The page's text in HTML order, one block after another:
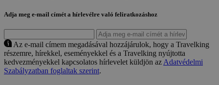
Adja meg e-mail címét a hírlevélre való feliratkozáshoz
Az e-mail címem megadásával hozzájárulok, hogy a Travelking
részemre, hírekkel, eseményekkel és a Travelking nyújtotta
kedvezményekkel kapcsolatos hírlevelet küldjön az Adatvédelmi
Szabályzatban foglaltak szerint.